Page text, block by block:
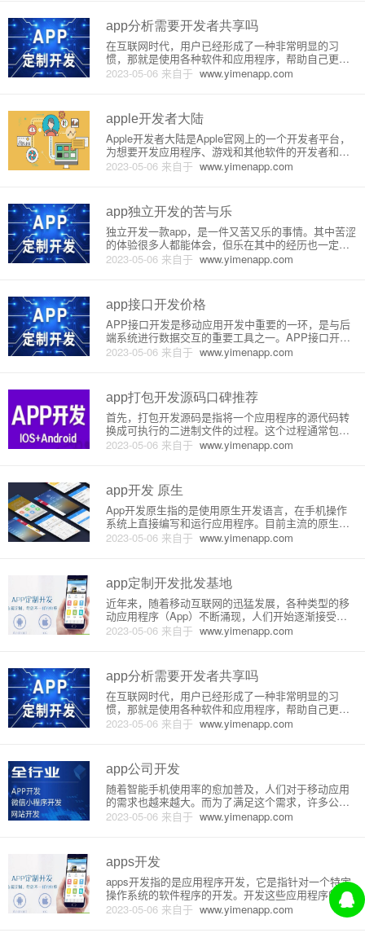
pp时的经历分享
app分析需要开发者共享吗
2023-05-06 来自于 www.yimenapp.com
在互联网时代，用户已经形成了一种非常明显的习
惯，那就是使用各种软件和应用程序，帮助自己更好
的生活和工作。而对于这些软件和应用程序的开发者
来说，为了更好的了解用户的使用情况和反馈，需要
是对应用程序的性能和用户
apple开发者大陆
2023-05-06 来自于 www.yimenapp.com
Apple开发者大陆是Apple官网上的一个开发者平台，
为想要开发应用程序、游戏和其他软件的开发者和设
计师提供了一个社区和资源库。Apple开发者大陆提供
了苹果公司的最新技术和工具，借助这些工具，开发
app独立开发的苦与乐
2023-05-06 来自于 www.yimenapp.com
独立开发一款app，是一件又苦又乐的事情。其中苦涩
的体验很多人都能体会，但乐在其中的经历也一定不
少。在开发一款app的路上，我们可以尝试探索各种可
能，体验并记录下自己走过的每一步，以便在遇到问
pp时的经历分享
app接口开发价格
2023-05-06 来自于 www.yimenapp.com
APP接口开发是移动应用开发中重要的一环，是与后
端系统进行数据交互的重要工具之一。APP接口开发
的价格问题，需要综合考虑多个因素，如技术难度、
开发周期、开发人员薪资等。本文将从原理及详细介
接口开发的原理AP
app打包开发源码口碑推荐
2023-05-06 来自于 www.yimenapp.com
首先，打包开发源码是指将一个应用程序的源代码转
换成可执行的二进制文件的过程。这个过程通常包括
将源代码编译成机器语言、链接到库文件中以及生成
可执行文件等过程。对于开发者来说，打包是程序最
会导致一些潜在问题，比如说
app开发 原生
2023-05-06 来自于 www.yimenapp.com
App开发原生指的是使用原生开发语言，在手机操作
系统上直接编写和运行应用程序。目前主流的原生开
发语言有Java和Kotlin，用于开发Android应用程序，
而Objective-C和Swift则是用于iOS应用程序开发的。
app定制开发批发基地
2023-05-06 来自于 www.yimenapp.com
近年来，随着移动互联网的迅猛发展，各种类型的移
动应用程序（App）不断涌现，人们开始逐渐接受并
依赖于便捷实用的移动应用程序。为满足不同用户对
移动应用程序的需求，市场上出现了越来越多的移动
发基地的原理及详细信息
app分析需要开发者共享吗
2023-05-06 来自于 www.yimenapp.com
在互联网时代，用户已经形成了一种非常明显的习
惯，那就是使用各种软件和应用程序，帮助自己更好
的生活和工作。而对于这些软件和应用程序的开发者
来说，为了更好的了解用户的使用情况和反馈，需要
是对应用程序的性能和用户
app公司开发
2023-05-06 来自于 www.yimenapp.com
随着智能手机使用率的愈加普及，人们对于移动应用
的需求也越来越大。而为了满足这个需求，许多公司
开始涉足移动应用的开发。在这篇文章中，我将详细
介绍一下移动应用开发的原理和流程。移动应用开发
上运行一个应用程序，这个应
apps开发
2023-05-06 来自于 www.yimenapp.com
apps开发指的是应用程序开发，它是指针对一个特定
操作系统的软件程序的开发。开发这些应用程序的主
要目的是为了解决人们在手机、平板等移动设备上需
要的特定需求。这些应用程序可以在不同的平台上进